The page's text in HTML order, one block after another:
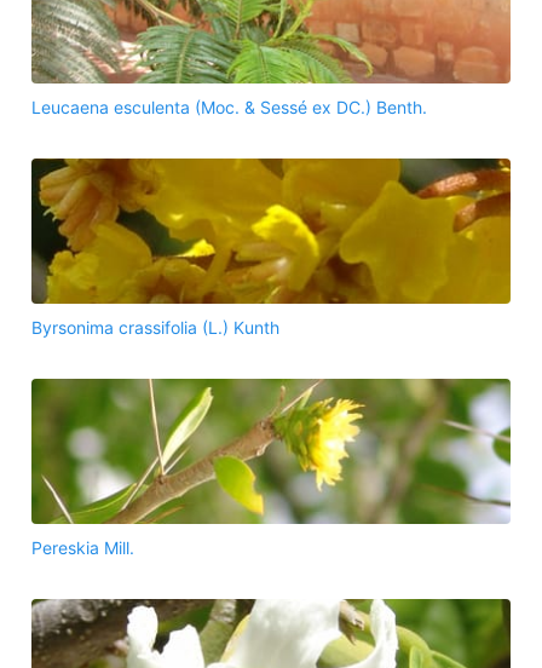
Leucaena esculenta (Moc. & Sessé ex DC.) Benth.
Byrsonima crassifolia (L.) Kunth
Pereskia Mill.